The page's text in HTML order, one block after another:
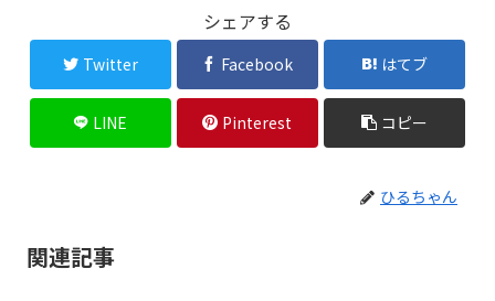
シェアする
Twitter Facebook はてブ
LINE Pinterest コピー
ひるちゃん
関連記事